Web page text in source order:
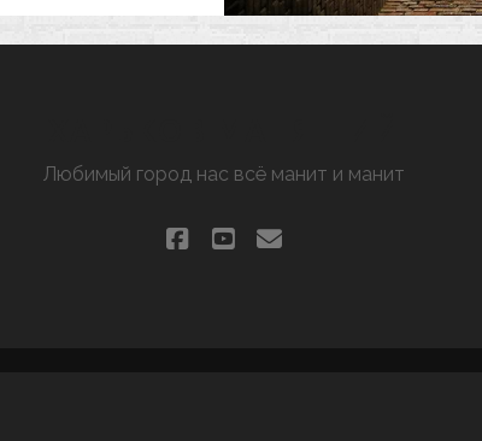
Любимый город нас всё манит и манит
facebook
youtube
email